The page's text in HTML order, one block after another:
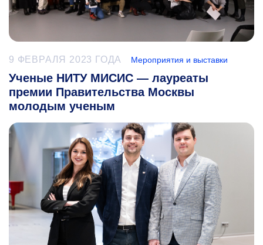
9 ФЕВРАЛЯ 2023 ГОДА Мероприятия и выставки
Ученые НИТУ МИСИС — лауреаты
премии Правительства Москвы
молодым ученым